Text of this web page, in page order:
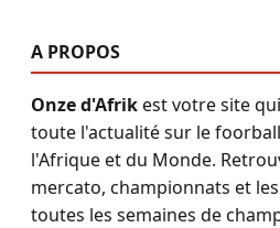
A PROPOS
Onze d'Afrikest votre site
toute l'actualité sur le
l'Afrique et du Monde.
mercato, championnats et les
toutes les semaines de